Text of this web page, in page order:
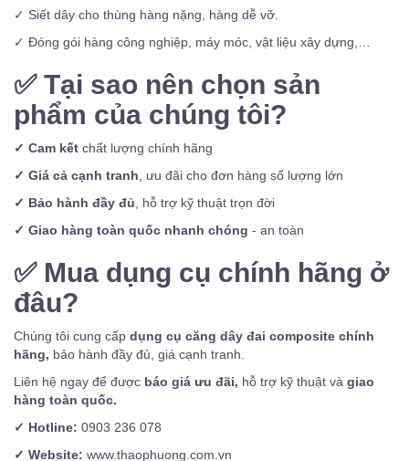
✓ Siết dây cho thùng hàng nặng, hàng dễ vỡ.
✓ Đóng gói hàng công nghiệp, máy móc, vật liệu xây dựng,…
✅Tại sao nên chọn sản
phẩm của chúng tôi?
✓ Cam kết chất lượng chính hãng
✓ Giá cả cạnh tranh , ưu đãi cho đơn hàng số lượng lớn
✓ Bảo hành đầy đủ , hỗ trợ kỹ thuật trọn đời
✓ Giao hàng toàn quốc nhanh chóng - an toàn
✅Mua dụng cụ chính hãng ở
đâu?
Chúng tôi cung cấp dụng cụ căng dây đai composite chính
hãng, bảo hành đầy đủ, giá cạnh tranh.
Liên hệ ngay để được báo giá ưu đãi, hỗ trợ kỹ thuật và giao
hàng toàn quốc.
✓ Hotline: 0903 236 078
✓ Website: www.thaophuong.com.vn